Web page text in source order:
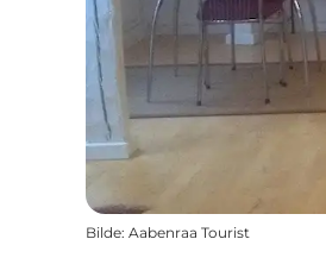
Bilde: Aabenraa Tourist